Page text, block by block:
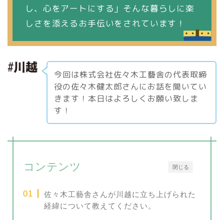
し、心をアートにする」そんな暮らしに楽
しさを添えるお手伝いをされています！
今回は株式会社佐々木工藝舎の代表取締
役の佐々木健太郎さんにお話を聞いてい
きます！本日はよろしくお願い致しま
す！
閉じる
コンテンツ
佐々木工藝舎さんが川越に立ち上げられた
経緯について教えてください。